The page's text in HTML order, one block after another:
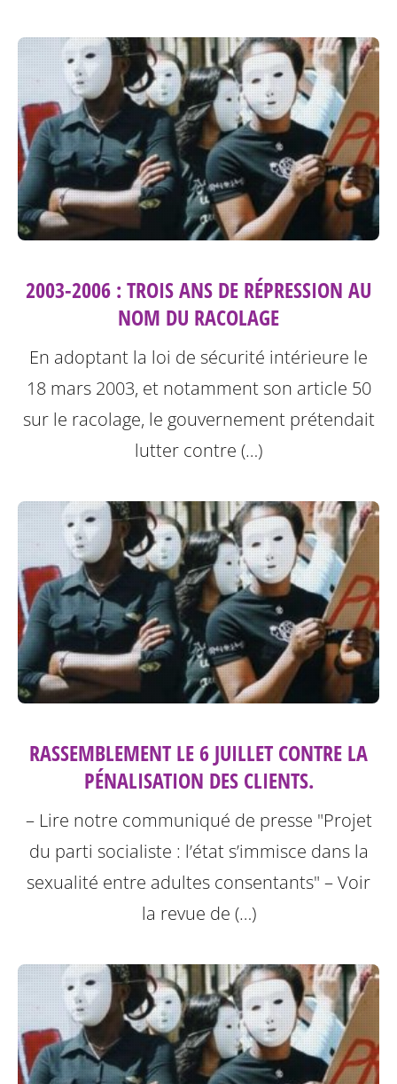
2003-2006 : TROIS ANS DE RÉPRESSION AU
NOM DU RACOLAGE
En adoptant la loi de sécurité intérieure le
18 mars 2003, et notamment son article 50
sur le racolage, le gouvernement prétendait
lutter contre (…)
RASSEMBLEMENT LE 6 JUILLET CONTRE LA
PÉNALISATION DES CLIENTS.
– Lire notre communiqué de presse "Projet
du parti socialiste : l’état s’immisce dans la
sexualité entre adultes consentants" – Voir
la revue de (…)